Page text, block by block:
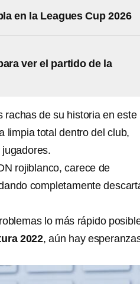
en la Leagues Cup 2026
ver el partido de la
de su historia en este
limpia total dentro del club,
rojiblanco, carece de
completamente
lo más rápido
2022, aún hay